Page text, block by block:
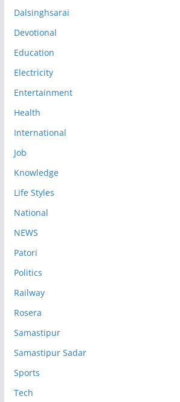
Dalsinghsarai
Devotional
Education
Electricity
Entertainment
Health
International
Job
Knowledge
Life Styles
National
NEWS
Patori
Politics
Railway
Rosera
Samastipur
Samastipur Sadar
Sports
Tech